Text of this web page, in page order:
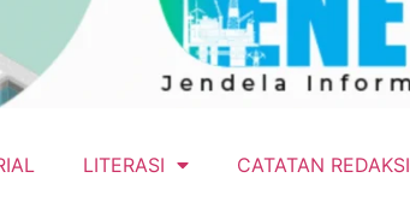
LITERASI CATATAN REDAKSI